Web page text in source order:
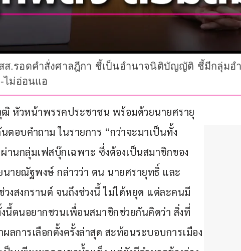
สส.รอดคำสั่งศาลฎีกา ชี้เป็นอำนาจนิติบัญญัติ ชี้มีกลุ่ม
ไม่อ่อนแอ
หัวหน้าพรรคประชาชน พร้อมด้วยนายศรายุ
อบคำถาม ในรายการ “กว่าจะมาเป็นทั้ง
านกลุ่มเฟสบุ๊กเฉพาะ ซึ่งต้องเป็นสมาชิกของ
นายณัฐพงษ์ กล่าวว่า ตน นายศรายุทธิ์ และ
งสงกรานต์ จนถึงช่วงนี้ ไม่ได้หยุด แต่ละคนมี
ตนอยากชวนเพื่อนสมาชิกช่วยกันคิดว่า สิ่งที่
ลการเลือกตั้งครั้งล่าสุด สะท้อนระบอบการเมือง